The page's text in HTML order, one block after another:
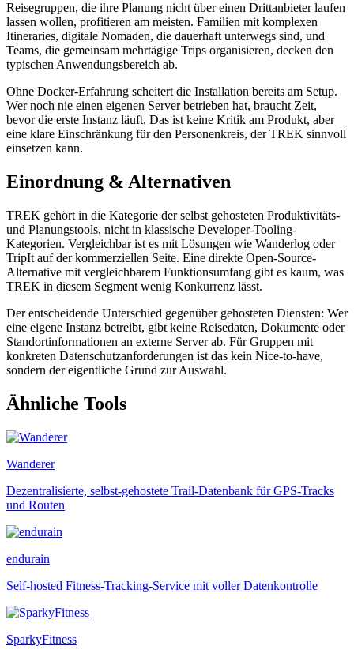
Reisegruppen, die ihre Planung nicht über einen Drittanbieter laufen
lassen wollen, profitieren am meisten. Familien mit komplexen
Itineraries, digitale Nomaden, die dauerhaft unterwegs sind, und
Teams, die gemeinsam mehrtägige Trips organisieren, decken den
typischen Anwendungsbereich ab.
Ohne Docker-Erfahrung scheitert die Installation bereits am Setup.
Wer noch nie einen eigenen Server betrieben hat, braucht Zeit,
bevor die erste Instanz läuft. Das ist keine Kritik am Produkt, aber
eine klare Einschränkung für den Personenkreis, der TREK sinnvoll
einsetzen kann.
Einordnung & Alternativen
TREK gehört in die Kategorie der selbst gehosteten Produktivitäts-
und Planungstools, nicht in klassische Developer-Tooling-
Kategorien. Vergleichbar ist es mit Lösungen wie Wanderlog oder
TripIt auf der kommerziellen Seite. Eine direkte Open-Source-
Alternative mit vergleichbarem Funktionsumfang gibt es kaum, was
TREK in diesem Segment wenig Konkurrenz lässt.
Der entscheidende Unterschied gegenüber gehosteten Diensten: Wer
eine eigene Instanz betreibt, gibt keine Reisedaten, Dokumente oder
Standortinformationen an externe Server ab. Für Gruppen mit
konkreten Datenschutzanforderungen ist das kein Nice-to-have,
sondern der eigentliche Grund zur Auswahl.
Ähnliche Tools
Wanderer
Dezentralisierte, selbst-gehostete Trail-Datenbank für GPS-Tracks
und Routen
endurain
Self-hosted Fitness-Tracking-Service mit voller Datenkontrolle
SparkyFitness